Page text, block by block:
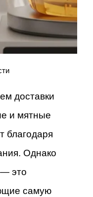
доставки
и мятные
благодаря
Однако
— это
самую